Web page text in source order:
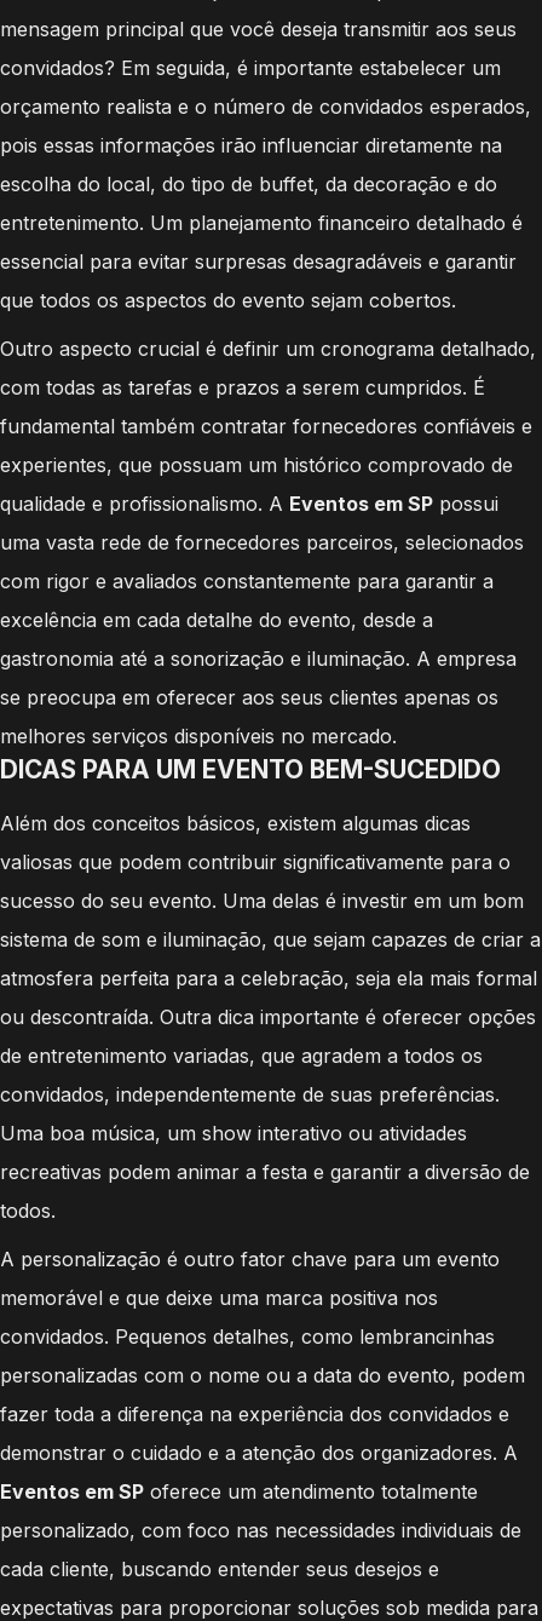
mensagem principal que você deseja transmitir aos seus
convidados? Em seguida, é importante estabelecer um
orçamento realista e o número de convidados esperados,
pois essas informações irão influenciar diretamente na
escolha do local, do tipo de buffet, da decoração e do
entretenimento. Um planejamento financeiro detalhado é
essencial para evitar surpresas desagradáveis e garantir
que todos os aspectos do evento sejam cobertos.
Outro aspecto crucial é definir um cronograma detalhado,
com todas as tarefas e prazos a serem cumpridos. É
fundamental também contratar fornecedores confiáveis e
experientes, que possuam um histórico comprovado de
qualidade e profissionalismo. A Eventos em SP possui
uma vasta rede de fornecedores parceiros, selecionados
com rigor e avaliados constantemente para garantir a
excelência em cada detalhe do evento, desde a
gastronomia até a sonorização e iluminação. A empresa
se preocupa em oferecer aos seus clientes apenas os
melhores serviços disponíveis no mercado.
DICAS PARA UM EVENTO BEM-SUCEDIDO
Além dos conceitos básicos, existem algumas dicas
valiosas que podem contribuir significativamente para o
sucesso do seu evento. Uma delas é investir em um bom
sistema de som e iluminação, que sejam capazes de criar a
atmosfera perfeita para a celebração, seja ela mais formal
ou descontraída. Outra dica importante é oferecer opções
de entretenimento variadas, que agradem a todos os
convidados, independentemente de suas preferências.
Uma boa música, um show interativo ou atividades
recreativas podem animar a festa e garantir a diversão de
todos.
A personalização é outro fator chave para um evento
memorável e que deixe uma marca positiva nos
convidados. Pequenos detalhes, como lembrancinhas
personalizadas com o nome ou a data do evento, podem
fazer toda a diferença na experiência dos convidados e
demonstrar o cuidado e a atenção dos organizadores. A
Eventos em SP oferece um atendimento totalmente
personalizado, com foco nas necessidades individuais de
cada cliente, buscando entender seus desejos e
expectativas para proporcionar soluções sob medida para